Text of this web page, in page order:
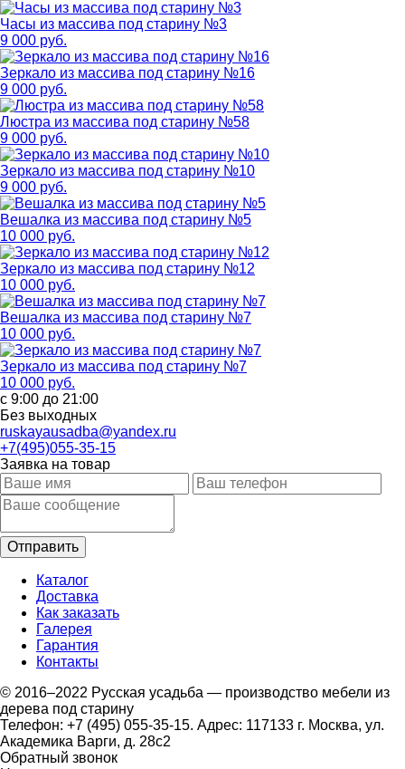
Часы из массива под старину №3
9 000 руб.
Зеркало из массива под старину №16
9 000 руб.
Люстра из массива под старину №58
9 000 руб.
Зеркало из массива под старину №10
9 000 руб.
Вешалка из массива под старину №5
10 000 руб.
Зеркало из массива под старину №12
10 000 руб.
Вешалка из массива под старину №7
10 000 руб.
Зеркало из массива под старину №7
10 000 руб.
с 9:00 до 21:00
Без выходных
ruskayausadba@yandex.ru
+7(495)055-35-15
Заявка на товар
Каталог
Доставка
Как заказать
Галерея
Гарантия
Контакты
© 2016–2022 Русская усадьба — производство мебели из
дерева под старину
Телефон: +7 (495) 055-35-15. Адрес: 117133 г. Москва, ул.
Академика Варги, д. 28с2
Обратный звонок